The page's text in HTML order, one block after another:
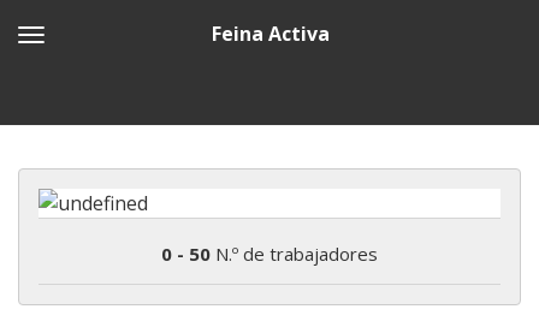
Feina Activa
0 - 50 N.º de trabajadores